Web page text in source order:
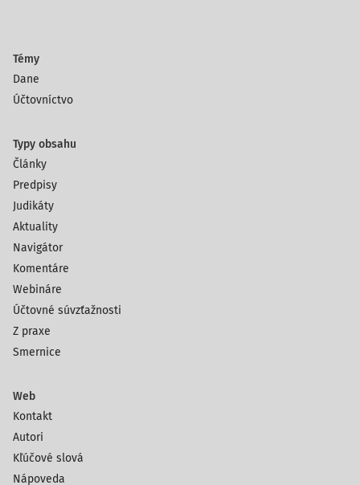
Témy
Dane
Účtovníctvo
Typy obsahu
Články
Predpisy
Judikáty
Aktuality
Navigátor
Komentáre
Webináre
Účtovné súvzťažnosti
Z praxe
Smernice
Web
Kontakt
Autori
Kľúčové slová
Nápoveda